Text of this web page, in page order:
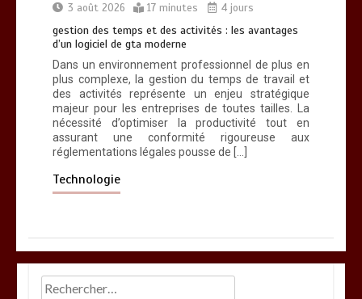
3 août 2026
17 minutes 4 jours
gestion des temps et des activités : les avantages
d’un logiciel de gta moderne
Dans un environnement professionnel de plus en
plus complexe, la gestion du temps de travail et
des activités représente un enjeu stratégique
majeur pour les entreprises de toutes tailles. La
nécessité d’optimiser la productivité tout en
assurant une conformité rigoureuse aux
réglementations légales pousse de […]
Technologie